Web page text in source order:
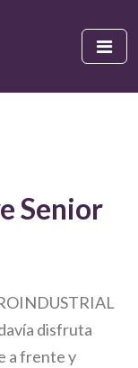
Senior
disfruta
a frente y